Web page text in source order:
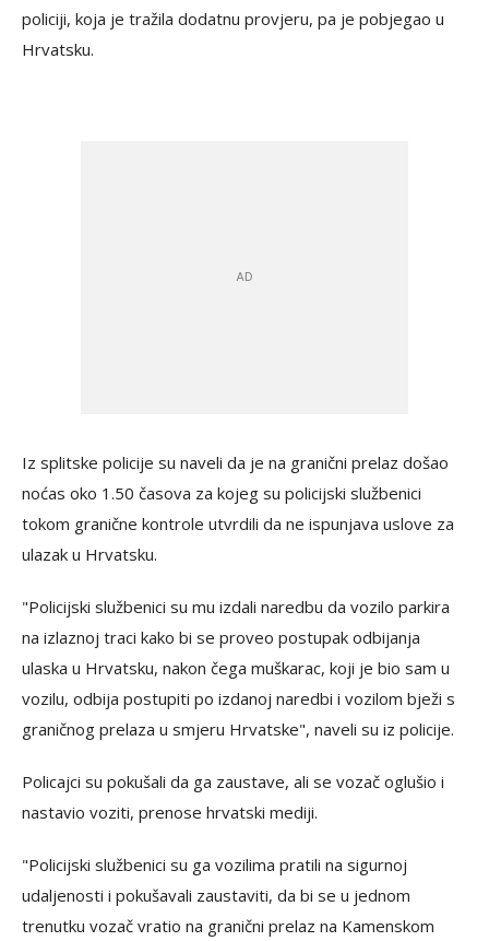
policiji, koja je tražila dodatnu provjeru, pa je pobjegao u
Hrvatsku.
Iz splitske policije su naveli da je na granični prelaz došao
noćas oko 1.50 časova za kojeg su policijski službenici
tokom granične kontrole utvrdili da ne ispunjava uslove za
ulazak u Hrvatsku.
"Policijski službenici su mu izdali naredbu da vozilo parkira
na izlaznoj traci kako bi se proveo postupak odbijanja
ulaska u Hrvatsku, nakon čega muškarac, koji je bio sam u
vozilu, odbija postupiti po izdanoj naredbi i vozilom bježi s
graničnog prelaza u smjeru Hrvatske", naveli su iz policije.
Policajci su pokušali da ga zaustave, ali se vozač oglušio i
nastavio voziti, prenose hrvatski mediji.
"Policijski službenici su ga vozilima pratili na sigurnoj
udaljenosti i pokušavali zaustaviti, da bi se u jednom
trenutku vozač vratio na granični prelaz na Kamenskom